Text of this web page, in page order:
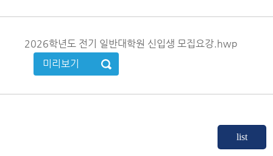
2026학년도 전기 일반대학원 신입생 모집요강.hwp
미리보기